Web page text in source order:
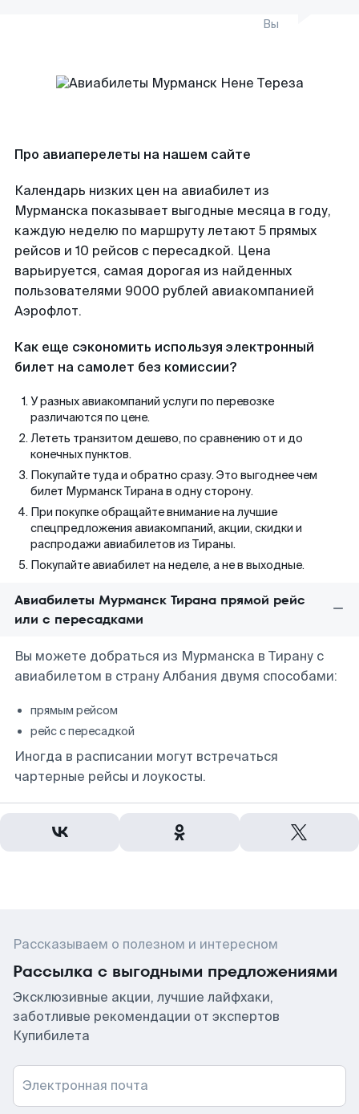
Вы
Про авиаперелеты на нашем сайте
Календарь низких цен на авиабилет из
Мурманска показывает выгодные месяца в году,
каждую неделю по маршруту летают 5 прямых
рейсов и 10 рейсов с пересадкой. Цена
варьируется, самая дорогая из найденных
пользователями 9000 рублей авиакомпанией
Аэрофлот.
Как еще сэкономить используя электронный
билет на самолет без комиссии?
У разных авиакомпаний услуги по перевозке
различаются по цене.
Лететь транзитом дешево, по сравнению от и до
конечных пунктов.
Покупайте туда и обратно сразу. Это выгоднее чем
билет Мурманск Тирана в одну сторону.
При покупке обращайте внимание на лучшие
спецпредложения авиакомпаний, акции, скидки и
распродажи авиабилетов из Тираны.
Покупайте авиабилет на неделе, а не в выходные.
Авиабилеты Мурманск Тирана прямой рейс
или с пересадками
Вы можете добраться из Мурманска в Тирану с
авиабилетом в страну Албания двумя способами:
прямым рейсом
рейс с пересадкой
Иногда в расписании могут встречаться
чартерные рейсы и лоукосты.
Рассказываем о полезном и интересном
Рассылка с выгодными предложениями
Эксклюзивные акции, лучшие лайфхаки,
заботливые рекомендации от экспертов
Купибилета
Электронная почта